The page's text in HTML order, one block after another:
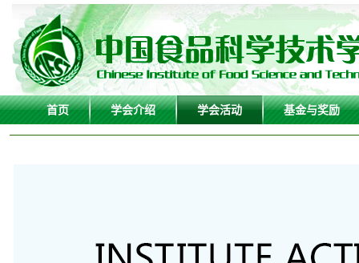
首页 学会介绍 学会活动 基金与奖励